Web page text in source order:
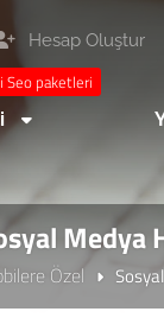
Hesap Oluştur
Seo paketleri
Medya
Özel